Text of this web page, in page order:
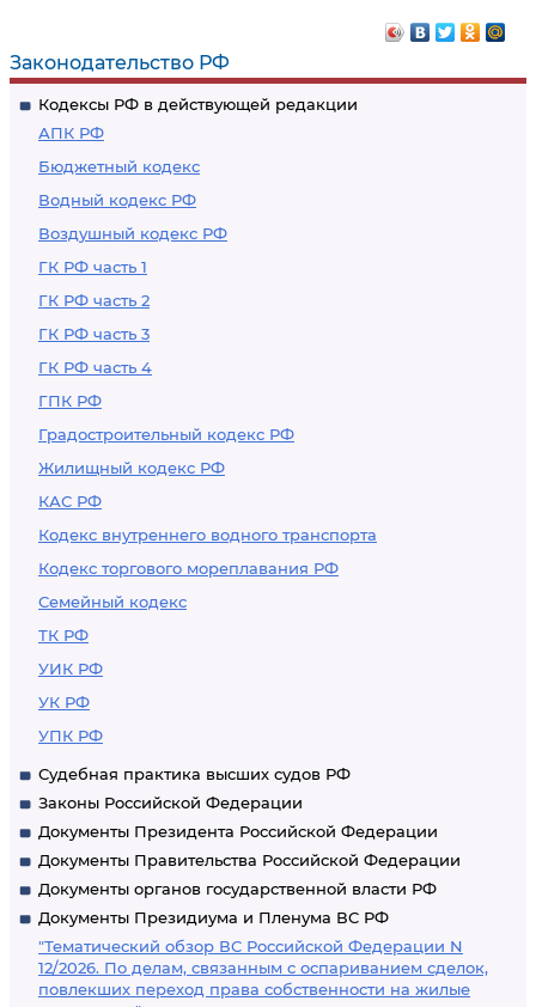
Законодательство РФ
Кодексы РФ в действующей редакции
АПК РФ
Бюджетный кодекс
Водный кодекс РФ
Воздушный кодекс РФ
ГК РФ часть 1
ГК РФ часть 2
ГК РФ часть 3
ГК РФ часть 4
ГПК РФ
Градостроительный кодекс РФ
Жилищный кодекс РФ
КАС РФ
Кодекс внутреннего водного транспорта
Кодекс торгового мореплавания РФ
Семейный кодекс
ТК РФ
УИК РФ
УК РФ
УПК РФ
Судебная практика высших судов РФ
Законы Российской Федерации
Документы Президента Российской Федерации
Документы Правительства Российской Федерации
Документы органов государственной власти РФ
Документы Президиума и Пленума ВС РФ
"Тематический обзор ВС Российской Федерации N
12/2026. По делам, связанным с оспариванием сделок,
повлекших переход права собственности на жилые